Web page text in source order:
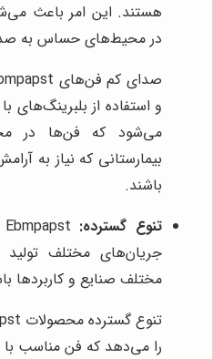
هستند. این امر باعث
در محیط‌های حساس به
و استفاده از
می‌شود که فن‌ها در
بیمارستانی که نیاز به
باشند.
تنوع گسترده:
جریان‌های مختلف
مختلف صنایع و کاربردها
را می‌دهد که فن مناسب با